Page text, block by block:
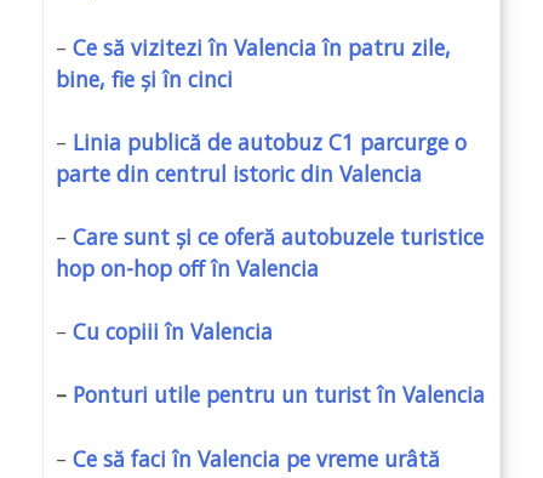
– Ce să vizitezi în Valencia în patru zile,
bine, fie și în cinci
– Linia publică de autobuz C1 parcurge o
parte din centrul istoric din Valencia
– Care sunt și ce oferă autobuzele turistice
hop on-hop off în Valencia
– Cu copiii în Valencia
– Ponturi utile pentru un turist în Valencia
– Ce să faci în Valencia pe vreme urâtă